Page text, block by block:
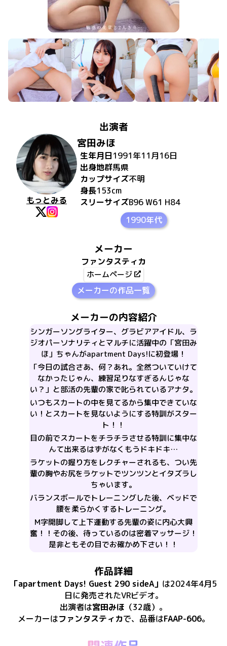
出演者
もっとみる
宮田みほ
生年月日1991年11月16日
出身地群馬県
カップサイズ不明
身長153cm
スリーサイズB96 W61 H84
1990年代
メーカー
ファンタスティカ
ホームページ
メーカーの作品一覧
メーカーの内容紹介
シンガーソングライター、グラビアアイドル、ラ
ジオパーソナリティとマルチに活躍中の「宮田み
ほ」ちゃんがapartment Days!に初登場！
「今日の試合さあ、何？あれ。全然ついていけて
なかったじゃん、練習足りなすぎるんじゃな
い？」と部活の先輩の家で叱られているアナタ。
いつもスカートの中を見てるから集中できていな
い！とスカートを見ないようにする特訓がスター
ト！！
目の前でスカートをチラチラさせる特訓に集中な
んて出来るはずがなくもうドキドキ…
ラケットの握り方をレクチャーされるも、つい先
輩の胸やお尻をラケットでツンツンとイタズラし
ちゃいます。
バランスボールでトレーニングした後、ベッドで
腰を柔らかくするトレーニング。
M字開脚して上下運動する先輩の姿に内心大興
奮！！その後、待っているのは密着マッサージ！
是非ともその目でお確かめ下さい！！
作品詳細
「apartment Days! Guest 290 sideA 」 は2024年4月5
日に発売されたVRビデオ。
出演者は宮田みほ （32歳） 。
メーカーはファンタスティカで、​ 品番はFAAP-606。